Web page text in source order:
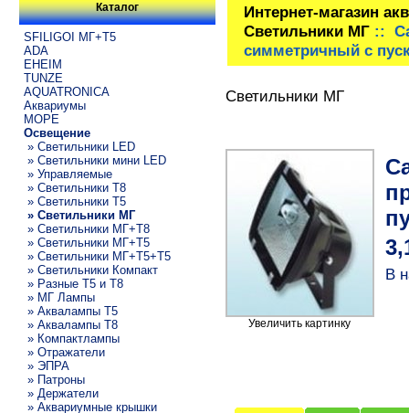
Каталог
SFILIGOI МГ+Т5
ADA
EHEIM
TUNZE
AQUATRONICA
Аквариумы
МОРЕ
Освещение
» Светильники LED
» Светильники мини LED
» Управляемые
» Светильники T8
» Светильники T5
» Светильники МГ
» Светильники МГ+T8
» Светильники МГ+T5
» Светильники МГ+T5+T5
» Светильники Компакт
» Разные T5 и T8
» МГ Лампы
» Аквалампы T5
» Аквалампы T8
» Компактлампы
» Отражатели
» ЭПРА
» Патроны
» Держатели
» Аквариумные крышки
Интернет-магазин
Светильники МГ::
симметричный c
Светильники МГ
Увеличить картинку
В